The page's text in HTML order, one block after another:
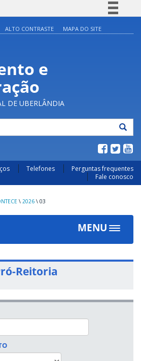
Acesso à informação
ALTO CONTRASTE MAPA DO SITE
e
DE UBERLÂNDIA
Telefones
Perguntas frequentes
Fale conosco
\ 2026 \ 03
MENU
Toggle
Reitoria